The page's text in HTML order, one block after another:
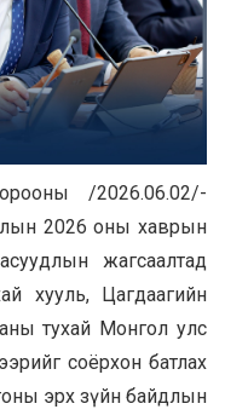
/2026.06.02/-
2026 оны хаврын
жагсаалтад
хууль, Цагдаагийн
тухай Монгол улс
соёрхон батлах
эрх зүйн байдлын